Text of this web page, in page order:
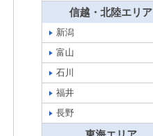
信越・北陸エリア
新潟
富山
石川
福井
長野